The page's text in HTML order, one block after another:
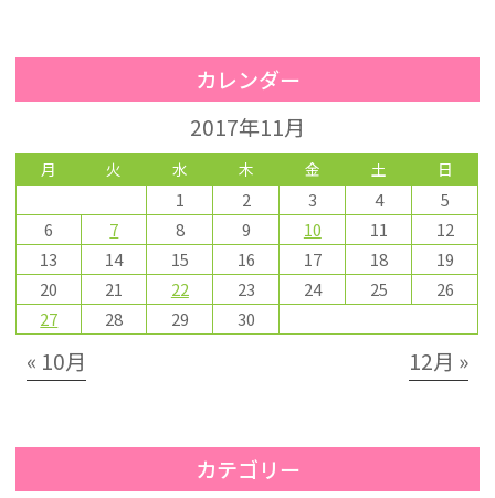
カレンダー
2017年11月
月 火 水 木 金 土 日
1 2 3 4
5
6
7 8 9 10 11
12
13
14 15 16 17 18
19
20
21 22 23 24 25
26
27
28 29 30
« 10月 12月 »
カテゴリー